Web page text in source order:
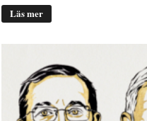
Läs mer